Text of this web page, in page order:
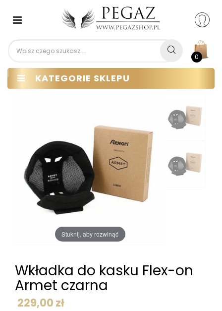
0
KATEGORIE SKLEPU
Przełącz
nawigacji
Stuknij, aby rozwinąć
Wkładka do kasku Flex-on
Armet czarna
229,00 zł